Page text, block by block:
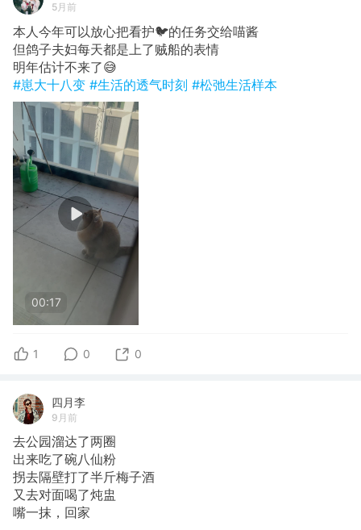
5月前
本人今年可以放心把看护🐦的任务交给喵酱
但鸽子夫妇每天都是上了贼船的表情
明年估计不来了😅
#崽大十八变 #生活的透气时刻 #松弛生活样本
00:17
1 0 0
四月李
9月前
去公园溜达了两圈
出来吃了碗八仙粉
拐去隔壁打了半斤梅子酒
又去对面喝了炖盅
嘴一抹，回家